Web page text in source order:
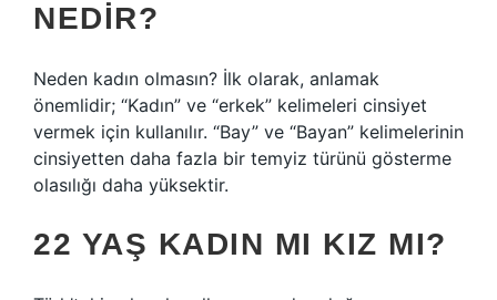
NEDIR?
Neden kadın olmasın? İlk olarak, anlamak
önemlidir; “Kadın” ve “erkek” kelimeleri cinsiyet
vermek için kullanılır. “Bay” ve “Bayan” kelimelerinin
cinsiyetten daha fazla bir temyiz türünü gösterme
olasılığı daha yüksektir.
22 YAŞ KADIN MI KIZ MI?